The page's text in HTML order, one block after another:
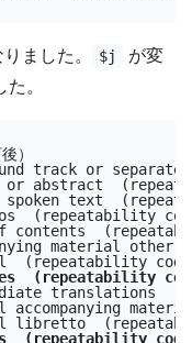
ました。 $j
が変
。
）
track or
or abstract
spoken text
(repeatability
contents
material
(repeatability
translations
accompanying
(repeatability code)